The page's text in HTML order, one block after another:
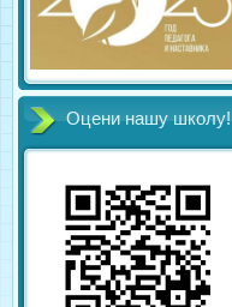
Оцени нашу школу!